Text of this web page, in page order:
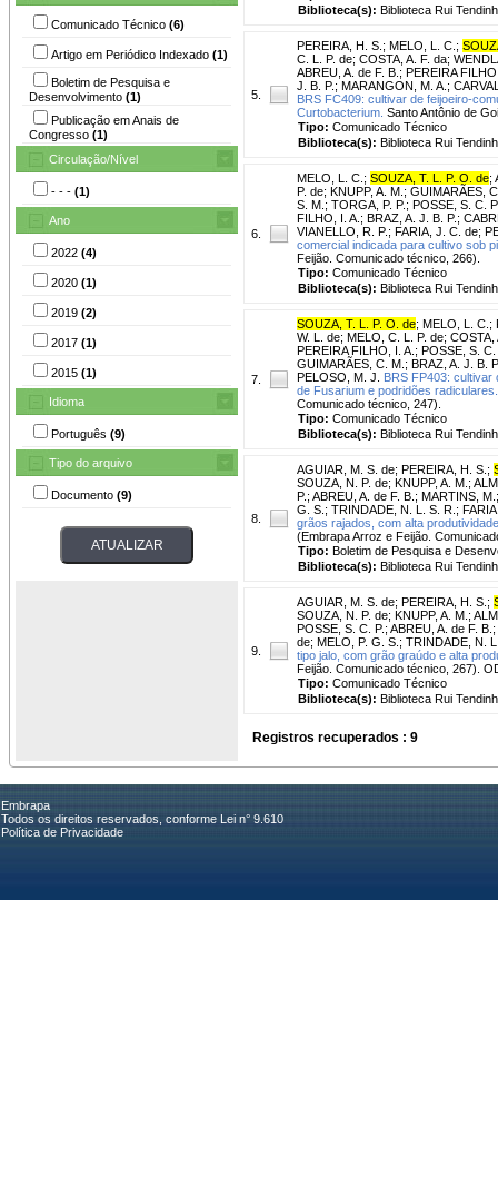
Comunicado Técnico (6)
Artigo em Periódico Indexado (1)
Boletim de Pesquisa e
Desenvolvimento (1)
Publicação em Anais de
Congresso (1)
Circulação/Nível
- - - (1)
Ano
2022 (4)
2020 (1)
2019 (2)
2017 (1)
2015 (1)
Idioma
Português (9)
Tipo do arquivo
Documento (9)
Biblioteca(s): Biblioteca Rui
5.
PEREIRA, H. S. ; MELO, L. C. ;
C. L. P. de; COSTA, A. F. da;
ABREU, A. de F. B. ; PEREIRA
J. B. P. ; MARANGON, M. A. ;
BRS FC409: cultivar de feijoeiro-
Curtobacterium. Santo Antônio de
Tipo: Comunicado Técnico
Biblioteca(s): Biblioteca Rui
6.
MELO, L. C. ; SOUZA, T. L. P. O. de;
P. de; KNUPP, A. M. ; GUIMARÃES,
S. M. ; TORGA, P. P. ; POSSE, S. C.
FILHO, I. A. ; BRAZ, A. J. B. P. ;
VIANELLO, R. P. ; FARIA, J. C. de;
comercial indicada para cultivo sob
Feijão. Comunicado técnico, 266).
Tipo: Comunicado Técnico
Biblioteca(s): Biblioteca Rui
7.
SOUZA, T. L. P. O. de; MELO, L. C. ;
W. L. de; MELO, C. L. P. de; COSTA,
PEREIRA FILHO, I. A. ; POSSE, S. C.
GUIMARÃES, C. M. ; BRAZ, A. J. B.
PELOSO, M. J.
BRS FP403: cultivar
de Fusarium e podridões radiculares.
Comunicado técnico, 247).
Tipo: Comunicado Técnico
Biblioteca(s): Biblioteca Rui
8.
AGUIAR, M. S. de; PEREIRA, H. S. ;
SOUZA, N. P. de; KNUPP, A. M. ;
P. ; ABREU, A. de F. B. ; MARTINS, M.
G. S. ; TRINDADE, N. L. S. R. ;
grãos rajados, com alta
(Embrapa Arroz e Feijão.
Tipo: Boletim de Pesquisa e
Biblioteca(s): Biblioteca Rui
9.
AGUIAR, M. S. de; PEREIRA, H. S. ;
SOUZA, N. P. de; KNUPP, A. M. ;
POSSE, S. C. P. ; ABREU, A. de F. B. ;
de; MELO, P. G. S. ; TRINDADE, N.
tipo jalo, com grão graúdo e alta
Feijão. Comunicado técnico, 267).
Tipo: Comunicado Técnico
Biblioteca(s): Biblioteca Rui
Registros recuperados : 9
Embrapa
Todos os direitos reservados, conforme Lei n° 9.610
Política de Privacidade